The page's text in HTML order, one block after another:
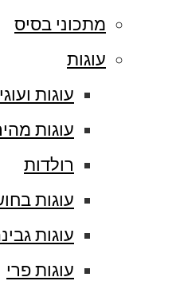
מתכוני בסיס
עוגות
עוגות
עוגות
רולדות
עוגות
עוגות
עוגות פרי